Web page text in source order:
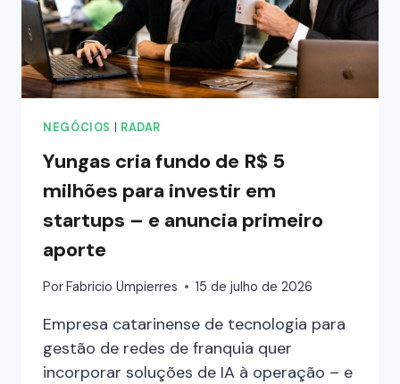
NEGÓCIOS RADAR
Yungas cria fundo de R$ 5
milhões para investir em
startups – e anuncia primeiro
aporte
PorFabricio Umpierres 15 de julho de 2026
Empresa catarinense de tecnologia para
gestão de redes de franquia quer
incorporar soluções de IA à operação – e